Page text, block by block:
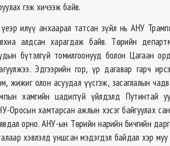
гэж хичээж байв.
илүү анхаарал татсан зүйл нь АНУ
алдсан харагдаж байв. Төрийн
бүтэлгүй томилгоонууд болон Цагаан
Эдгээрийн гор, үр дагавар гарч
жижиг олон асуудал үүсгэж, засаглалын
хамгийн цадиггүй үйлдэлд Путинтай
Оросын хамтарсан ажлын хэсэг байгуулах
орно. АНУ-ын Төрийн нарийн бичгийн
хэвлэлд уншсан мэдэгдэл байдал хэр